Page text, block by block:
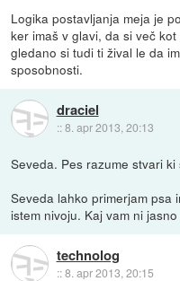
Logika postavljanja meja je
ker imaš v glavi, da si več
gledano si tudi ti žival le da
sposobnosti.
draciel
::8. apr 2013, 20:13
Seveda. Pes razume stvari
Seveda lahko primerjam psa
istem nivoju. Kaj vam ni
technolog
::8. apr 2013, 20:15